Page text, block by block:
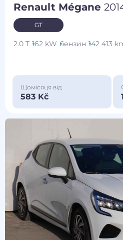
Renault Mégane
GT
2.0 T 162 kW бензин 142 413
Щомісяця від
583 Kč